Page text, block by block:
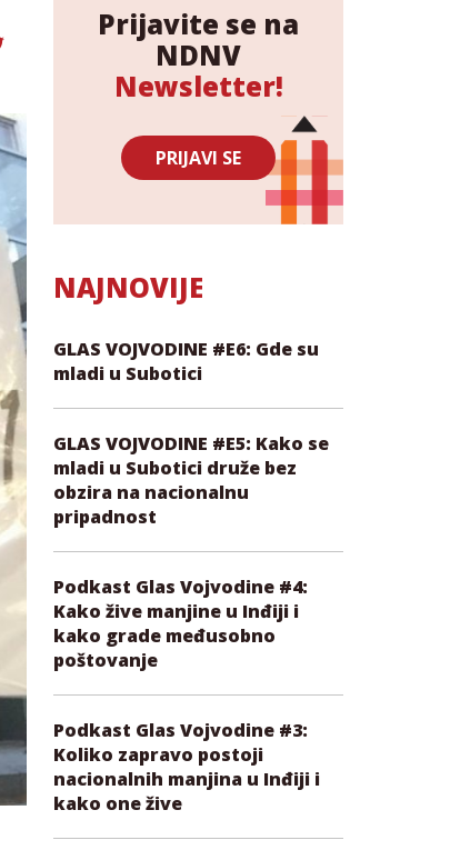
Prijavite se na
NDNV
Newsletter!
PRIJAVI SE
NAJNOVIJE
GLAS VOJVODINE #E6: Gde su
mladi u Subotici
GLAS VOJVODINE #E5: Kako se
mladi u Subotici druže bez
obzira na nacionalnu
pripadnost
Podkast Glas Vojvodine #4:
Kako žive manjine u Inđiji i
kako grade međusobno
poštovanje
Podkast Glas Vojvodine #3:
Koliko zapravo postoji
nacionalnih manjina u Inđiji i
kako one žive